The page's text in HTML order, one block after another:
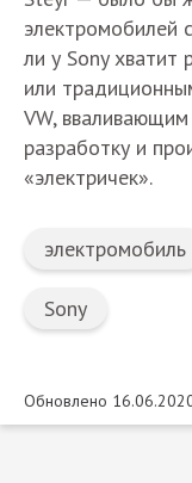
электромобилей
ли у Sony хватит
или
VW,
разработку и
«электричек».
электромобиль
Sony
Обновлено